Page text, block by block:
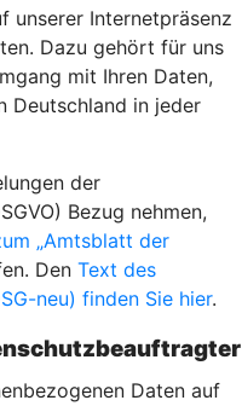
unserer Internetpräsenz
Dazu gehört für uns
mit Ihren Daten,
Deutschland in jeder
der
Bezug nehmen,
„Amtsblatt der
Den Text des
neu) finden Sie hier.
Daten auf